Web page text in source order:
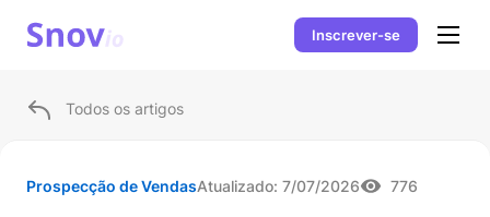
Inscrever-se
Todos os artigos
Prospecção de VendasAtualizado: 7/07/2026 776